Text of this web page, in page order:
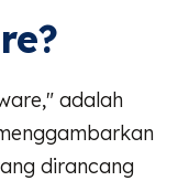
adalah
dirancang